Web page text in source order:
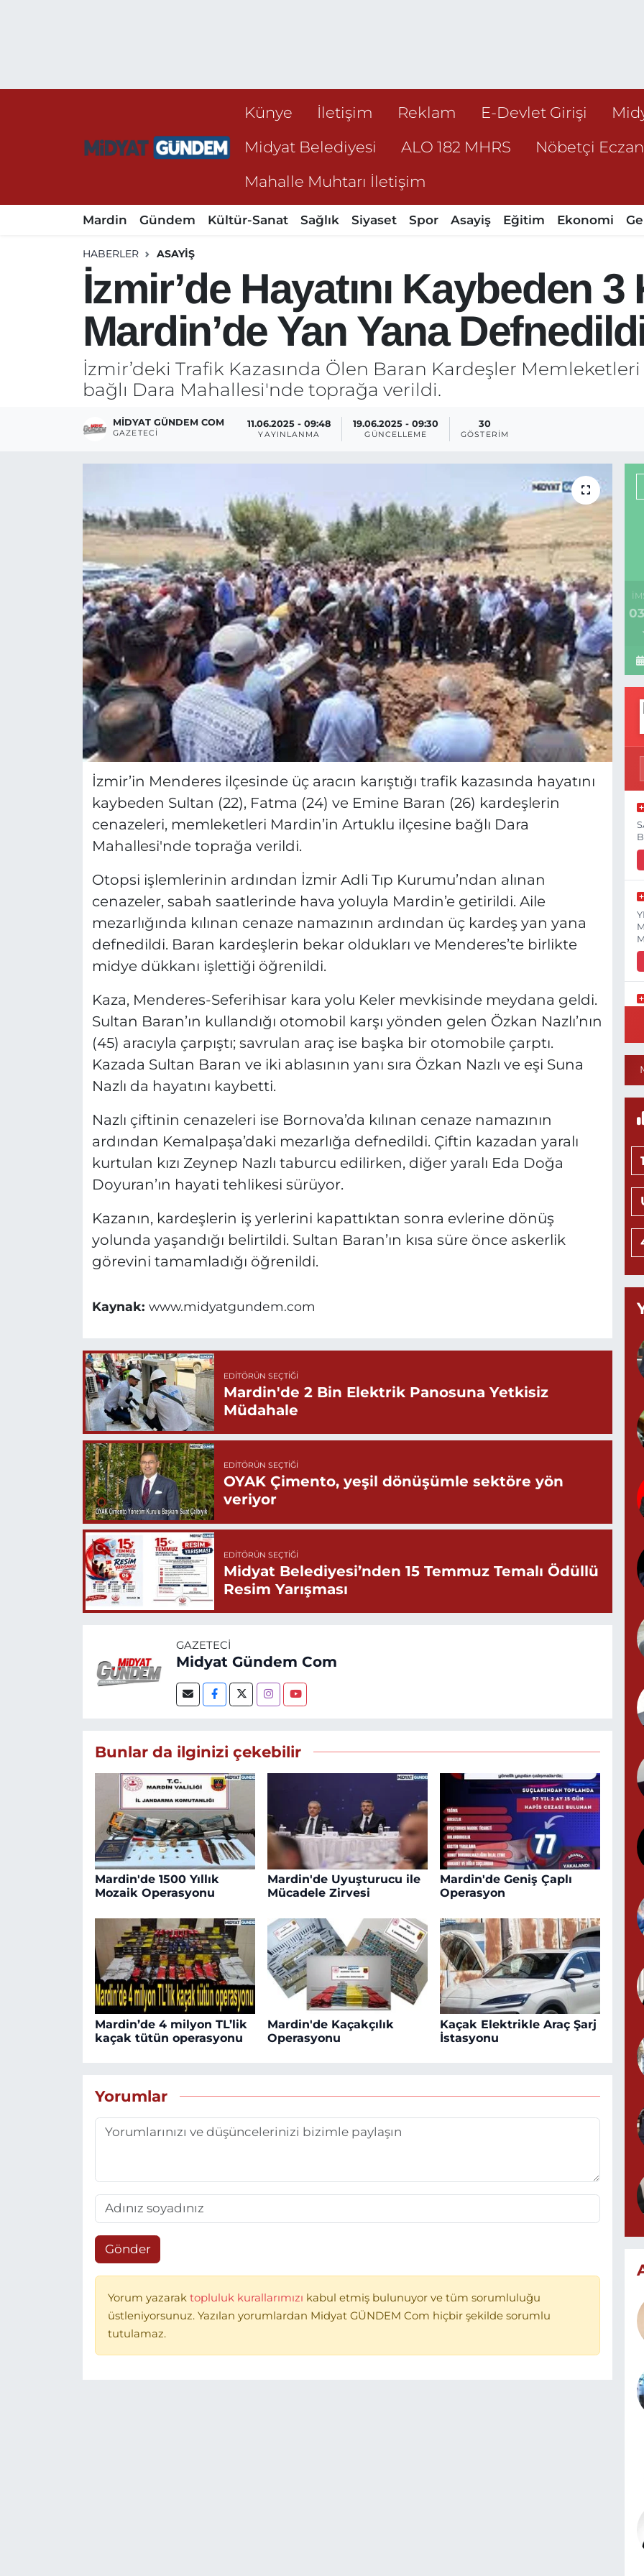
Künye İletişim Reklam E-Devlet Girişi
Midyat Belediyesi
ALO 182 MHRS Nöbetçi
Mahalle Muhtarı İletişim
Mardin Gündem Kültür-Sanat Sağlık Siyaset Spor Asayiş Eğitim Ekonomi
HABERLER ASAYIŞ
İzmir’de Hayatını Kaybeden
Mardin’de Yan Yana
İzmir’deki Trafik Kazasında Ölen Baran Kardeşler
bağlı Dara Mahallesi'nde toprağa verildi.
MIDYAT GÜNDEM COM
GAZETECI
11.06.2025 - 09:48
YAYINLANMA
19.06.2025 - 09:30
GÜNCELLEME
30
GÖSTERIM
İzmir’in Menderes ilçesinde üç aracın karıştığı trafik kazasında hayatını
kaybeden Sultan (22), Fatma (24) ve Emine Baran (26) kardeşlerin
cenazeleri, memleketleri Mardin’in Artuklu ilçesine bağlı Dara
Mahallesi'nde toprağa verildi.
Otopsi işlemlerinin ardından İzmir Adli Tıp Kurumu’ndan alınan
cenazeler, sabah saatlerinde hava yoluyla Mardin’e getirildi. Aile
mezarlığında kılınan cenaze namazının ardından üç kardeş yan yana
defnedildi. Baran kardeşlerin bekar oldukları ve Menderes’te birlikte
midye dükkanı işlettiği öğrenildi.
Kaza, Menderes-Seferihisar kara yolu Keler mevkisinde meydana geldi.
Sultan Baran’ın kullandığı otomobil karşı yönden gelen Özkan Nazlı’nın
(45) aracıyla çarpıştı; savrulan araç ise başka bir otomobile çarptı.
Kazada Sultan Baran ve iki ablasının yanı sıra Özkan Nazlı ve eşi Suna
Nazlı da hayatını kaybetti.
Nazlı çiftinin cenazeleri ise Bornova’da kılınan cenaze namazının
ardından Kemalpaşa’daki mezarlığa defnedildi. Çiftin kazadan yaralı
kurtulan kızı Zeynep Nazlı taburcu edilirken, diğer yaralı Eda Doğa
Doyuran’ın hayati tehlikesi sürüyor.
Kazanın, kardeşlerin iş yerlerini kapattıktan sonra evlerine dönüş
yolunda yaşandığı belirtildi. Sultan Baran’ın kısa süre önce askerlik
görevini tamamladığı öğrenildi.
Kaynak: www.midyatgundem.com
EDITÖRÜN SEÇTIĞI
Mardin'de 2 Bin Elektrik Panosuna Yetkisiz
Müdahale
EDITÖRÜN SEÇTIĞI
OYAK Çimento, yeşil dönüşümle sektöre yön
veriyor
EDITÖRÜN SEÇTIĞI
Midyat Belediyesi’nden 15 Temmuz Temalı Ödüllü
Resim Yarışması
GAZETECI
Midyat Gündem Com
Bunlar da ilginizi çekebilir
Mardin'de 1500 Yıllık
Mozaik Operasyonu
Mardin'de Uyuşturucu ile
Mücadele Zirvesi
Mardin'de Geniş Çaplı
Operasyon
Mardin’de 4 milyon TL’lik
kaçak tütün operasyonu
Mardin'de Kaçakçılık
Operasyonu
Kaçak Elektrikle Araç Şarj
İstasyonu
Yorumlar
Gönder
Yorum yazarak topluluk kurallarımızı kabul etmiş bulunuyor ve tüm sorumluluğu
üstleniyorsunuz. Yazılan yorumlardan Midyat GÜNDEM Com hiçbir şekilde sorumlu
tutulamaz.